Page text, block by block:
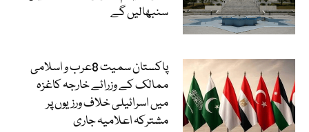
سنبھالیں گے
پاکستان سمیت 8عرب و اسلامی
ممالک کے وزرائے خارجہ کاغزہ
میں اسرائیلی خلاف ورزیوں پر
مشترکہ اعلامیہ جاری